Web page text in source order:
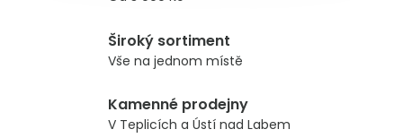
Široký sortiment
Vše na jednom místě
Kamenné prodejny
V Teplicích a Ústí nad Labem